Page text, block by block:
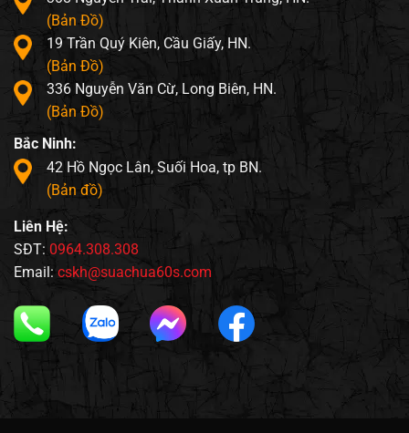
(Bản Đồ)
19 Trần Quý Kiên, Cầu Giấy, HN.
(Bản Đồ)
336 Nguyễn Văn Cừ, Long Biên, HN.
(Bản Đồ)
Bắc Ninh:
42 Hồ Ngọc Lân, Suối Hoa, tp BN.
(Bản đồ)
Liên Hệ:
SĐT: 0964.308.308
Email: cskh@suachua60s.com